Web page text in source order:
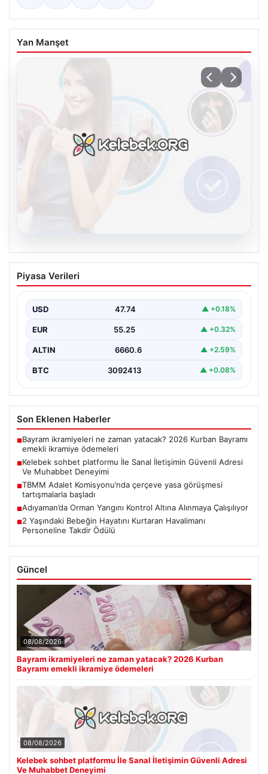
Yan Manşet
Kelebek sohbet platformu İle Sanal
İletişimin Güvenli Adresi Ve Muhabbet
Sanal dünyasında bireylerin güvenli bir biçimde iletişim
çeşitli…
Piyasa Verileri
USD 47.74 ▲ +0.18%
EUR 55.25 ▲ +0.32%
ALTIN 6660.6 ▲ +2.59%
BTC 3092413 ▲ +0.08%
Son Eklenen Haberler
■Bayram ikramiyeleri ne zaman yatacak? 2026 Kurban Bayramı
emekli ikramiye ödemeleri
■Kelebek sohbet platformu İle Sanal İletişimin Güvenli Adresi
Ve Muhabbet Deneyimi
■TBMM Adalet Komisyonu’nda çerçeve yasa görüşmesi
tartışmalarla başladı
■Adıyaman’da Orman Yangını Kontrol Altına Alınmaya Çalışılıyor
■2 Yaşındaki Bebeğin Hayatını Kurtaran Havalimanı
Personeline Takdir Ödülü
Güncel
08/08/2026
Bayram ikramiyeleri ne zaman yatacak? 2026 Kurban
Bayramı emekli ikramiye ödemeleri
08/08/2026
Kelebek sohbet platformu İle Sanal İletişimin Güvenli Adresi
Ve Muhabbet Deneyimi